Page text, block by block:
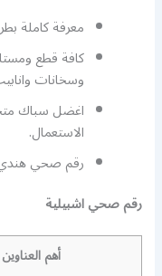
معرفة كاملة
كافة قطع
وسخانات
اغضل سباك
الاستعمال.
رقم صحي
رقم صحي اشبيلية
أهم العناوين